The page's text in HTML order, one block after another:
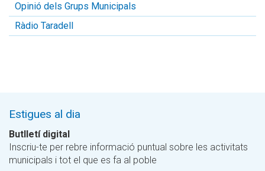
Opinió dels Grups Municipals
Ràdio Taradell
Estigues al dia
Butlletí digital
Inscriu-te per rebre informació puntual sobre les activitats
municipals i tot el que es fa al poble